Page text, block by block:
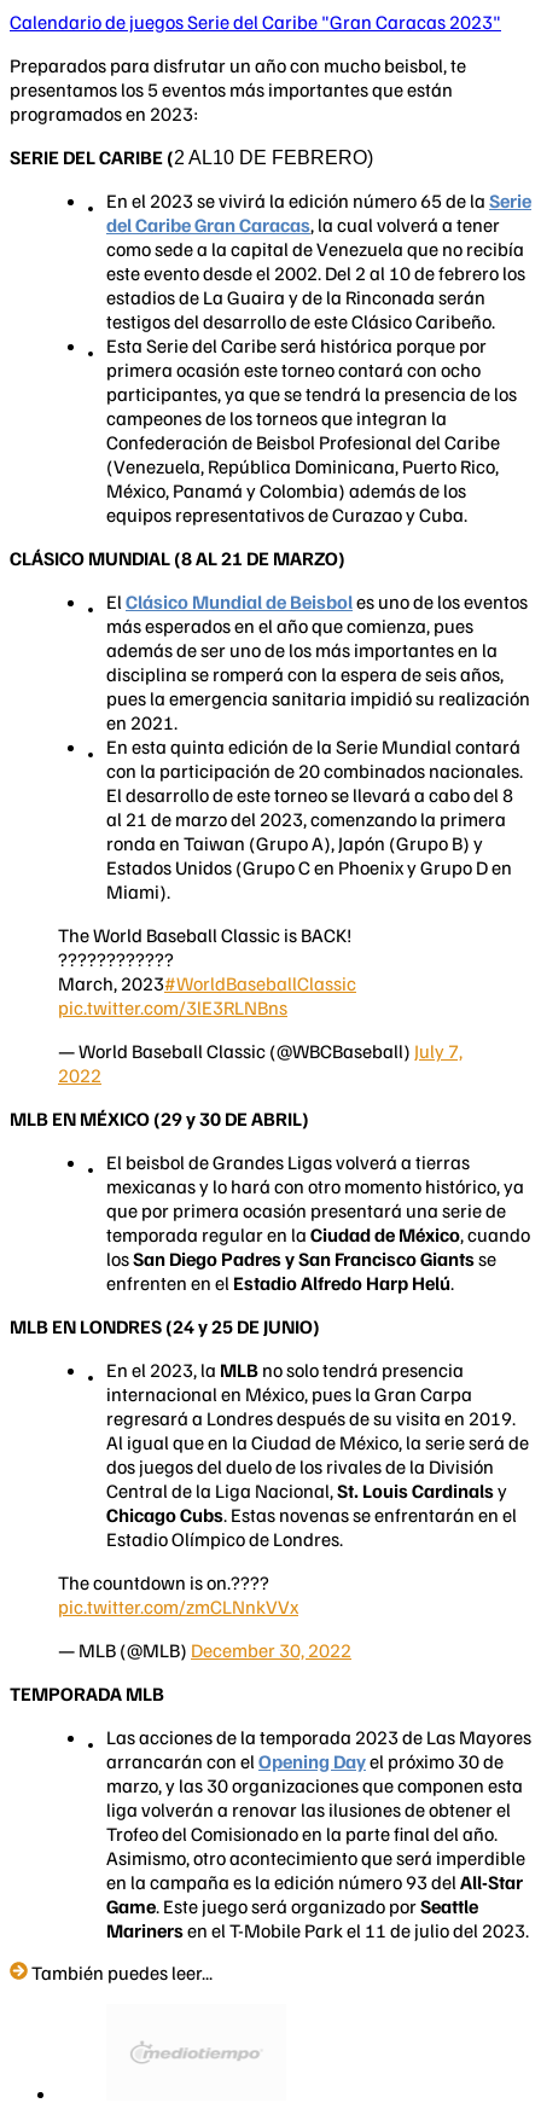
Calendario de juegos Serie del Caribe "Gran Caracas 2023"
Preparados para disfrutar un año con mucho beisbol, te
presentamos los 5 eventos más importantes que están
programados en 2023:
SERIE DEL CARIBE (2 AL10 DE FEBRERO)
En el 2023 se vivirá la edición número 65 de la Serie
del Caribe Gran Caracas, la cual volverá a tener
como sede a la capital de Venezuela que no recibía
este evento desde el 2002. Del 2 al 10 de febrero los
estadios de La Guaira y de la Rinconada serán
testigos del desarrollo de este Clásico Caribeño.
Esta Serie del Caribe será histórica porque por
primera ocasión este torneo contará con ocho
participantes, ya que se tendrá la presencia de los
campeones de los torneos que integran la
Confederación de Beisbol Profesional del Caribe
(Venezuela, República Dominicana, Puerto Rico,
México, Panamá y Colombia) además de los
equipos representativos de Curazao y Cuba.
CLÁSICO MUNDIAL (8 AL 21 DE MARZO)
El Clásico Mundial de Beisboles uno de los eventos
más esperados en el año que comienza, pues
además de ser uno de los más importantes en la
disciplina se romperá con la espera de seis años,
pues la emergencia sanitaria impidió su realización
en 2021.
En esta quinta edición de la Serie Mundial contará
con la participación de 20 combinados nacionales.
El desarrollo de este torneo se llevará a cabo del 8
al 21 de marzo del 2023, comenzando la primera
ronda en Taiwan (Grupo A), Japón (Grupo B) y
Estados Unidos (Grupo C en Phoenix y Grupo D en
Miami).
The World Baseball Classic is BACK!
????????????
March, 2023#WorldBaseballClassic
pic.twitter.com/3lE3RLNBns
— World Baseball Classic (@WBCBaseball) July 7,
2022
MLB EN MÉXICO (29 y 30 DE ABRIL)
El beisbol de Grandes Ligas volverá a tierras
mexicanas y lo hará con otro momento histórico, ya
que por primera ocasión presentará una serie de
temporada regular en la Ciudad de México, cuando
losSan Diego Padres y San Francisco Giantsse
enfrenten en el Estadio Alfredo Harp Helú.
MLB EN LONDRES (24 y 25 DE JUNIO)
En el 2023, la MLB no solo tendrá presencia
internacional en México, pues la Gran Carpa
regresará a Londres después de su visita en 2019.
Al igual que en la Ciudad de México, la serie será de
dos juegos del duelo de los rivales de la División
Central de la Liga Nacional,St. Louis Cardinalsy
Chicago Cubs. Estas novenas se enfrentarán en el
Estadio Olímpico de Londres.
The countdown is on.????
pic.twitter.com/zmCLNnkVVx
— MLB (@MLB) December 30, 2022
TEMPORADA MLB
Las acciones de la temporada 2023 de Las Mayores
arrancarán con el Opening Dayel próximo 30 de
marzo, y las 30 organizaciones que componen esta
liga volverán a renovar las ilusiones de obtener el
Trofeo del Comisionado en la parte final del año.
Asimismo, otro acontecimiento que será imperdible
en la campaña es la edición número 93 del All-Star
Game. Este juego será organizado porSeattle
Marinersen el T-Mobile Park el 11 de julio del 2023.
También puedes leer...